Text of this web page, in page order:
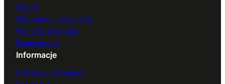
Zwroty
Gwarancja i reklamacje
Płatności i wysyłka
Finansowanie
Informacje
Polityka prywatności